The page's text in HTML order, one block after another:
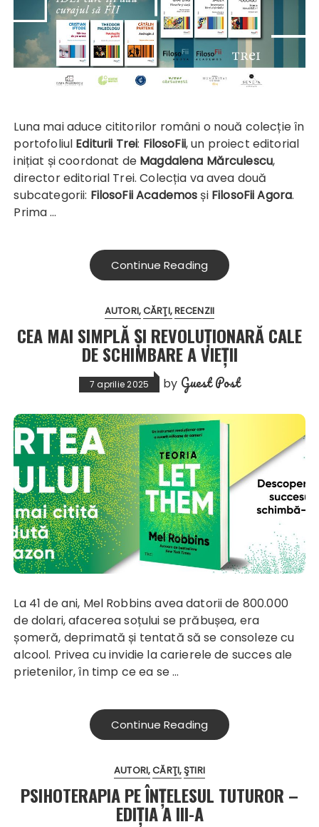
Luna mai aduce cititorilor români o nouă colecție în
portofoliul Editurii Trei: FilosoFii, un proiect editorial
inițiat și coordonat de Magdalena Mărculescu,
director editorial Trei. Colecția va avea două
subcategorii: FilosoFii Academos și FilosoFii Agora.
Prima …
Continue Reading
AUTORI CĂRŢI RECENZII
CEA MAI SIMPLĂ ȘI REVOLUȚIONARĂ CALE
DE SCHIMBARE A VIEȚII
7 aprilie 2025 by Guest Post
La 41 de ani, Mel Robbins avea datorii de 800.000
de dolari, afacerea soțului se prăbușea, era
șomeră, deprimată și tentată să se consoleze cu
alcool. Privea cu invidie la carierele de succes ale
prietenilor, în timp ce ea se …
Continue Reading
AUTORI CĂRŢI ŞTIRI
PSIHOTERAPIA PE ÎNȚELESUL TUTUROR –
EDIȚIA A III-A